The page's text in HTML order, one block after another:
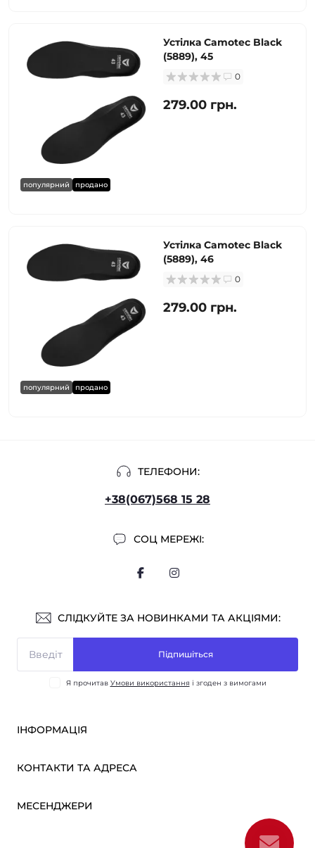
популярний продано
Устілка Camotec Black
(5889), 45
0
279.00 грн.
популярний продано
Устілка Camotec Black
(5889), 46
0
279.00 грн.
ТЕЛЕФОНИ:
+38(067)568 15 28
СОЦ МЕРЕЖІ:
СЛІДКУЙТЕ ЗА НОВИНКАМИ ТА АКЦІЯМИ:
Підпишіться
Я прочитав Умови використання і згоден з вимогами
ІНФОРМАЦІЯ
ОПТ
Про нас
КОНТАКТИ ТА АДРЕСА
МЕСЕНДЖЕРИ